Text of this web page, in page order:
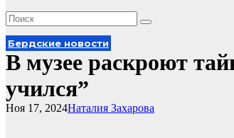
Бердские новости
В музее раскроют
учился”
Наталия Захарова
Ноя 17, 2024